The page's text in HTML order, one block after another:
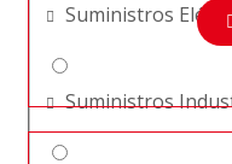
Suministros
Suministros